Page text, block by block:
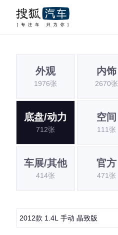
外观
1976张
内饰
2670张
底盘/动力
712张
空间
111张
车展/其他
414张
官方
471张
2012款 1.4L 手动 晶致版